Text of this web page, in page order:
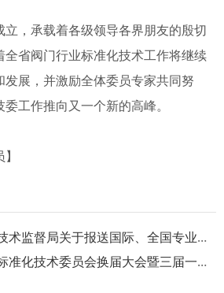
，承载着各级领导各界朋友的殷切
全省阀门行业标准化技术工作将继续
发展，并激励全体委员专家共同努
工作推向又一个新的高峰。
关于报送国际、全国专业标准化技术委员会对接需求的通知
技术委员会换届大会暨三届一次会议隆重召开！